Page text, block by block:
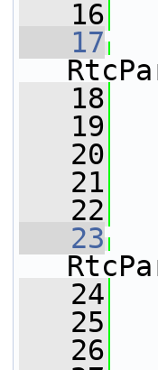
   16
   17
   18
   19
   20
   21
   22
   23
   24
   25
   26